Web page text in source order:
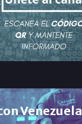
Venezuela